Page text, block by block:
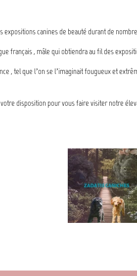
canines de beauté durant de
français , mâle qui obtiendra au fil des
, tel que l’on se l’imaginait fougueux et
disposition pour vous faire visiter notre